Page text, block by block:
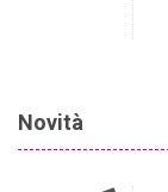
Novità